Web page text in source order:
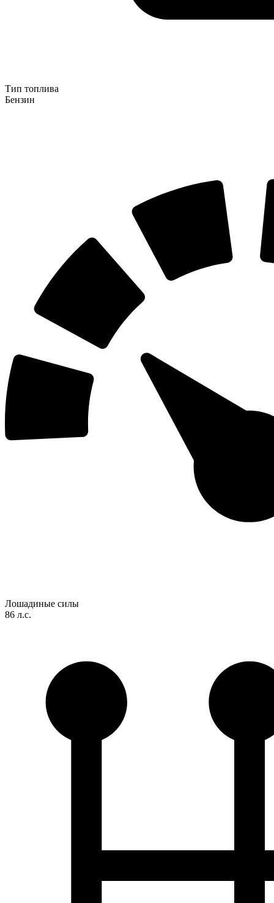
Тип топлива
Бензин
Лошадиные силы
86 л.с.